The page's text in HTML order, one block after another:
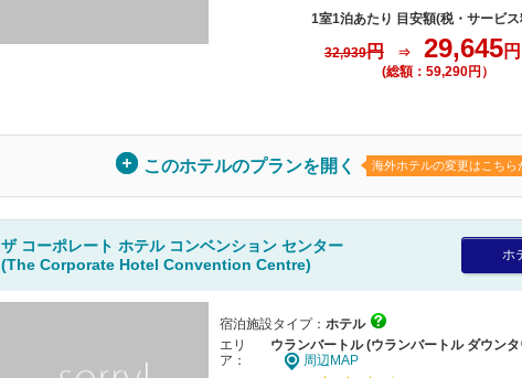
1室1泊あたり 目安額(税・サービス
32,939円 ⇒ 29,645円
(総額：59,290円）
このホテルのプランを開く 海外ホテルの変更はこちら
ザ コーポレート ホテル コンベンション センター
(The Corporate Hotel Convention Centre)
ホ
宿泊施設タイプ： ホテル
エリ
ア：
ウランバートル (ウランバートル ダウン
周辺MAP